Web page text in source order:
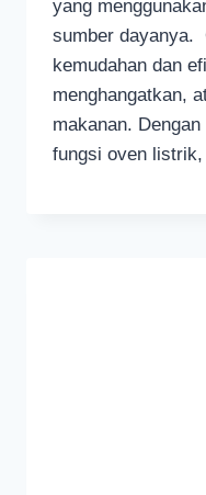
yang
sumber dayanya.
kemudahan dan
menghangatkan,
makanan.
fungsi oven